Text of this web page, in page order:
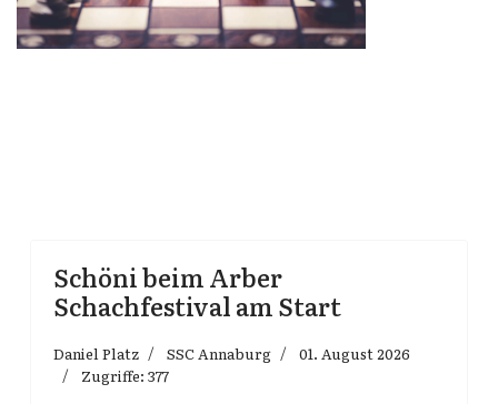
Schöni beim Arber
Schachfestival am Start
Daniel Platz SSC Annaburg
01. August 2026
Zugriffe: 377